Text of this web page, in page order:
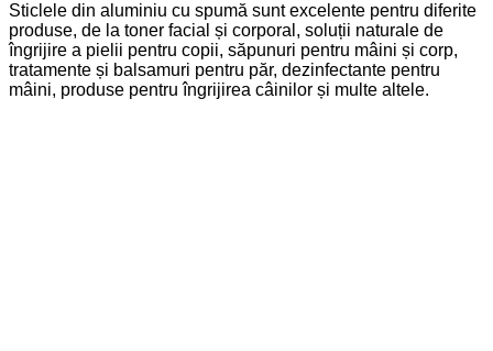
Sticlele din aluminiu cu spumă sunt excelente pentru diferite
produse, de la toner facial și corporal, soluții naturale de
îngrijire a pielii pentru copii, săpunuri pentru mâini și corp,
tratamente și balsamuri pentru păr, dezinfectante pentru
mâini, produse pentru îngrijirea câinilor și multe altele.